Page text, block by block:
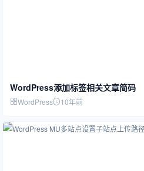
WordPress添加标签相关文章简码
WordPress 10年前